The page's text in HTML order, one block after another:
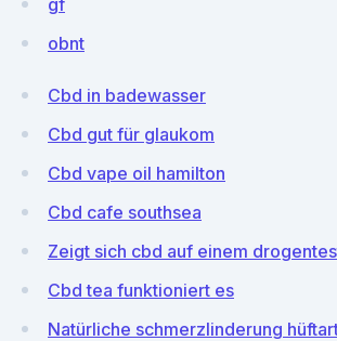
gf
obnt
Cbd in badewasser
Cbd gut für glaukom
Cbd vape oil hamilton
Cbd cafe southsea
Zeigt sich cbd auf einem
Cbd tea funktioniert es
Natürliche schmerzlinderung